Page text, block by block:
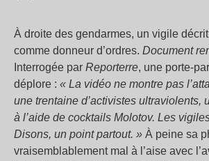
À droite des gendarmes, un vigile
comme donneur d’ordres. Document
Interrogée par Reporterre, une porte-
déplore : « La vidéo ne montre pas
une trentaine d’activistes ultraviolents,
à l’aide de cocktails Molotov. Les
Disons, un point partout. » À peine sa
vraisemblablement mal à l’aise avec